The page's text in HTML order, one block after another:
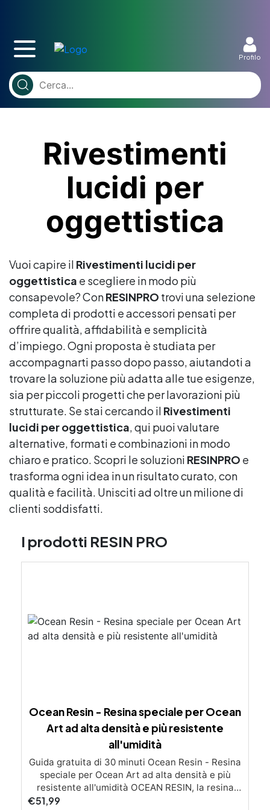
Profilo
Rivestimenti
lucidi per
oggettistica
Vuoi capire il Rivestimenti lucidi per
oggettistica e scegliere in modo più
consapevole? ConRESINPRO trovi una selezione
completa di prodotti e accessori pensati per
offrire qualità, affidabilità e semplicità
d’impiego. Ogni proposta è studiata per
accompagnarti passo dopo passo, aiutandoti a
trovare la soluzione più adatta alle tue esigenze,
sia per piccoli progetti che per lavorazioni più
strutturate. Se stai cercando il Rivestimenti
lucidi per oggettistica, qui puoi valutare
alternative, formati e combinazioni in modo
chiaro e pratico. Scopri le soluzioni RESINPRO e
trasforma ogni idea in un risultato curato, con
qualità e facilità. Unisciti ad oltre un milione di
clienti soddisfatti.
I prodotti RESIN PRO
Ocean Resin - Resina speciale per Ocean
Art ad alta densità e più resistente
all'umidità
Guida gratuita di 30 minuti Ocean Resin - Resina
speciale per Ocean Art ad alta densità e più
resistente all'umidità OCEAN RESIN, la resina
epossidica trasparente ad alta viscosità di Resin
€51,99